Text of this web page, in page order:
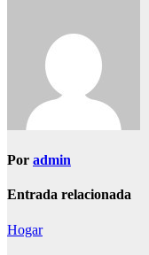
Por admin
Entrada relacionada
Hogar